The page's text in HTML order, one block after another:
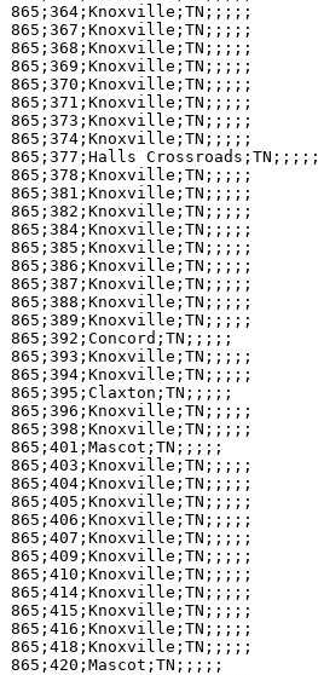
865;364;Knoxville;TN;;;;;
865;367;Knoxville;TN;;;;;
865;368;Knoxville;TN;;;;;
865;369;Knoxville;TN;;;;;
865;370;Knoxville;TN;;;;;
865;371;Knoxville;TN;;;;;
865;373;Knoxville;TN;;;;;
865;374;Knoxville;TN;;;;;
865;377;Halls Crossroads;TN;;;;;
865;378;Knoxville;TN;;;;;
865;381;Knoxville;TN;;;;;
865;382;Knoxville;TN;;;;;
865;384;Knoxville;TN;;;;;
865;385;Knoxville;TN;;;;;
865;386;Knoxville;TN;;;;;
865;387;Knoxville;TN;;;;;
865;388;Knoxville;TN;;;;;
865;389;Knoxville;TN;;;;;
865;392;Concord;TN;;;;;
865;393;Knoxville;TN;;;;;
865;394;Knoxville;TN;;;;;
865;395;Claxton;TN;;;;;
865;396;Knoxville;TN;;;;;
865;398;Knoxville;TN;;;;;
865;401;Mascot;TN;;;;;
865;403;Knoxville;TN;;;;;
865;404;Knoxville;TN;;;;;
865;405;Knoxville;TN;;;;;
865;406;Knoxville;TN;;;;;
865;407;Knoxville;TN;;;;;
865;409;Knoxville;TN;;;;;
865;410;Knoxville;TN;;;;;
865;414;Knoxville;TN;;;;;
865;415;Knoxville;TN;;;;;
865;416;Knoxville;TN;;;;;
865;418;Knoxville;TN;;;;;
865;420;Mascot;TN;;;;;